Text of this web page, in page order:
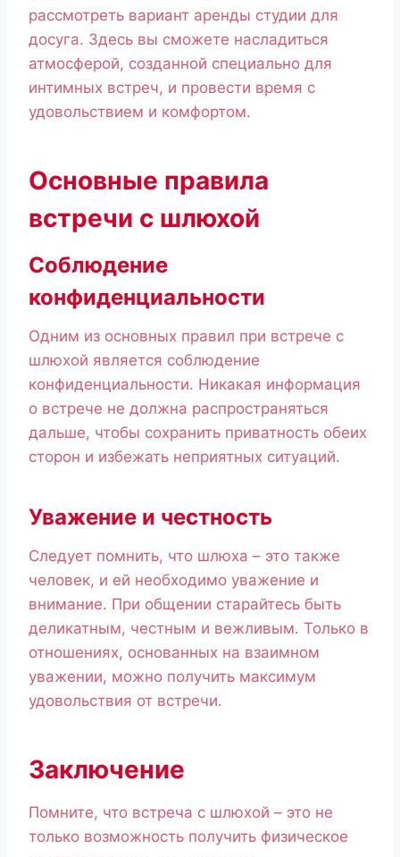
рассмотреть вариант аренды студии для
досуга. Здесь вы сможете насладиться
атмосферой, созданной специально для
интимных встреч, и провести время с
удовольствием и комфортом.
Основные правила
встречи с шлюхой
Соблюдение
конфиденциальности
Одним из основных правил при встрече с
шлюхой является соблюдение
конфиденциальности. Никакая информация
о встрече не должна распространяться
дальше, чтобы сохранить приватность обеих
сторон и избежать неприятных ситуаций.
Уважение и честность
Следует помнить, что шлюха – это также
человек, и ей необходимо уважение и
внимание. При общении старайтесь быть
деликатным, честным и вежливым. Только в
отношениях, основанных на взаимном
уважении, можно получить максимум
удовольствия от встречи.
Заключение
Помните, что встреча с шлюхой – это не
только возможность получить физическое